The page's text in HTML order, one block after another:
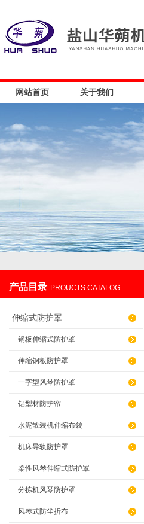
盐山华蒴机床附件制造有限公司
网站首页 关于我们
产品目录 PROUCTS CATALOG
伸缩式防护罩
钢板伸缩式防护罩
伸缩钢板防护罩
一字型风琴防护罩
铝型材防护帘
水泥散装机伸缩布袋
机床导轨防护罩
柔性风琴伸缩式防护罩
分拣机风琴防护罩
风琴式防尘折布